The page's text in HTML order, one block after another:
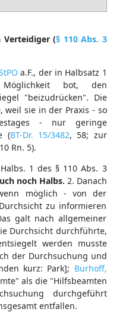
Verteidiger (§ 110 Abs. 3
a.F., der in Halbsatz 1
bot, den
"beizudrücken". Die
weil sie in der Praxis - so
- nur geringe
(BT-Dr. 15/3482, 58; zur
Rn. 5).
1 des § 110 Abs. 3
noch Halbs. 2. Danach
möglich - von der
zu informieren
galt nach allgemeiner
Durchsicht durchführte,
werden musste
der Durchsuchung und
kurz: Park]; Burhoff,
als die "Hilfsbeamten
durchgeführt
entfallen.